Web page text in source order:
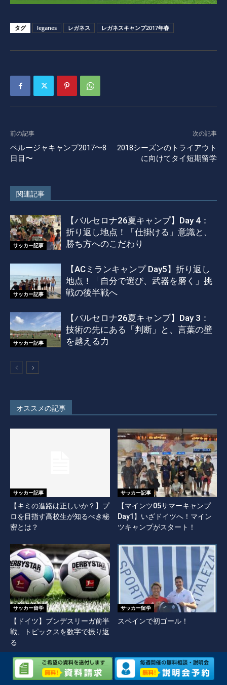
タグ leganes レガネス レガネスキャンプ2017年春
前の記事
ペルージャキャンプ2017〜8
日目〜
次の記事
2018シーズンのトライアウト
に向けてタイ短期留学
関連記事
サッカー記事
【バルセロナ26夏キャンプ】Day 4：
折り返し地点！「仕掛ける」意識と、
勝ち方へのこだわり
サッカー記事
【ACミランキャンプ Day5】折り返し
地点！「自分で選び、武器を磨く」挑
戦の後半戦へ
サッカー記事
【バルセロナ26夏キャンプ】Day 3：
技術の先にある「判断」と、言葉の壁
を越える力
オススメの記事
サッカー記事
【キミの進路は正しいか？】プ
ロを目指す高校生が知るべき秘
密とは？
サッカー記事
【マインツ05サマーキャンプ
Day1】いざドイツへ！マイン
ツキャンプがスタート！
サッカー留学
【ドイツ】ブンデスリーガ前半
戦、トピックスを数字で振り返
る
サッカー留学
スペインで初ゴール！